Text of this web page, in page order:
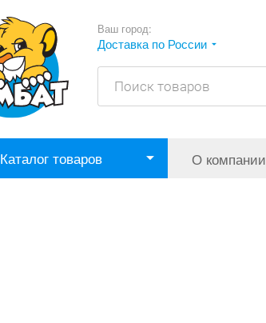
Ваш город:
Доставка по России
Каталог товаров О компании